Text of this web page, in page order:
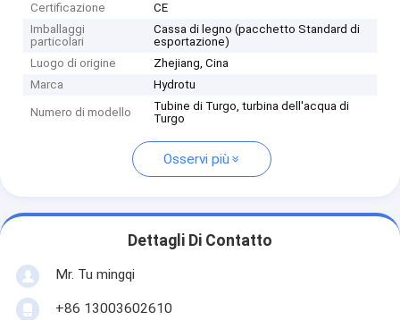
Certificazione
CE
Imballaggi
particolari
Cassa di legno (pacchetto Standard di
esportazione)
Luogo di origine
Zhejiang, Cina
Marca
Hydrotu
Numero di modello
Tubine di Turgo, turbina dell'acqua di
Turgo
Osservi più
Dettagli Di Contatto
Mr. Tu mingqi
+86 13003602610